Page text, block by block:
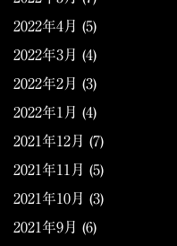
2022年4月 (5)
2022年3月 (4)
2022年2月 (3)
2022年1月 (4)
2021年12月 (7)
2021年11月 (5)
2021年10月 (3)
2021年9月 (6)